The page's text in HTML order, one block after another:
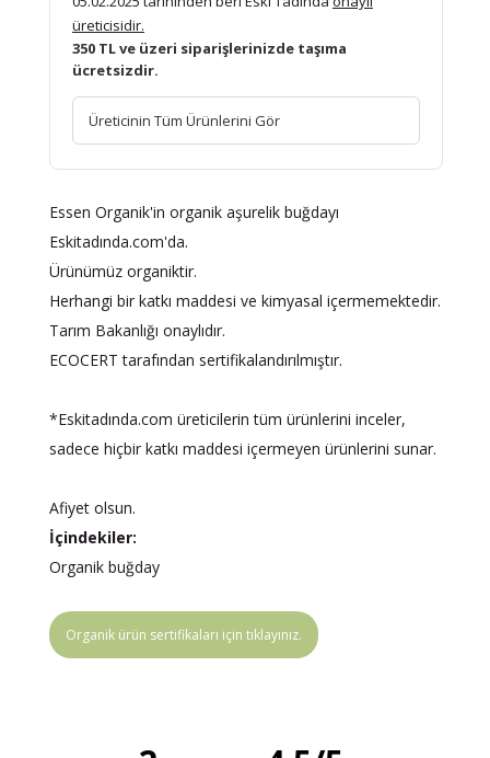
üreticisidir.
350 TL ve üzeri siparişlerinizde taşıma
ücretsizdir.
Üreticinin Tüm Ürünlerini Gör
Essen Organik'in organik aşurelik buğdayı
Eskitadında.com'da.
Ürünümüz organiktir.
Herhangi bir katkı maddesi ve kimyasal içermemektedir.
Tarım Bakanlığı onaylıdır.
ECOCERT tarafından sertifikalandırılmıştır.
*Eskitadında.com üreticilerin tüm ürünlerini inceler,
sadece hiçbir katkı maddesi içermeyen ürünlerini sunar.
Afiyet olsun.
İçindekiler:
Organik buğday
Organik ürün sertifikaları için tıklayınız.